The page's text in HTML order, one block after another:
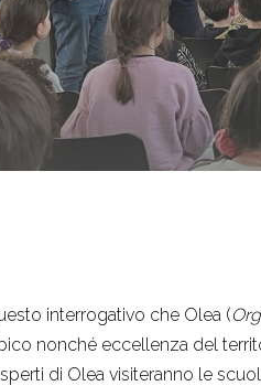
interrogativo che Olea (
nonché eccellenza del
di Olea visiteranno le